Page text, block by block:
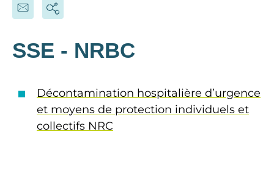
SSE - NRBC
Décontamination hospitalière d’urgence
et moyens de protection individuels et
collectifs NRC